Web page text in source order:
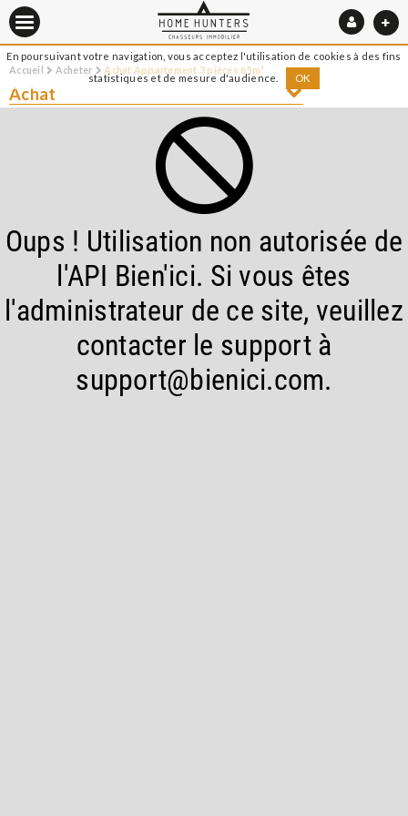
En poursuivant votre navigation, vous acceptez l'utilisation de cookies à des fins
statistiques et de mesure d'audience.
OK
Accueil Acheter Achat Appartement 3 pièces 65m²
Achat
Oups ! Utilisation non autorisée de
l'API Bien'ici. Si vous êtes
l'administrateur de ce site, veuillez
contacter le support à
support@bienici.com.